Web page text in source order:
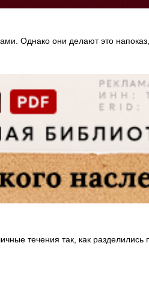
Однако они делают это